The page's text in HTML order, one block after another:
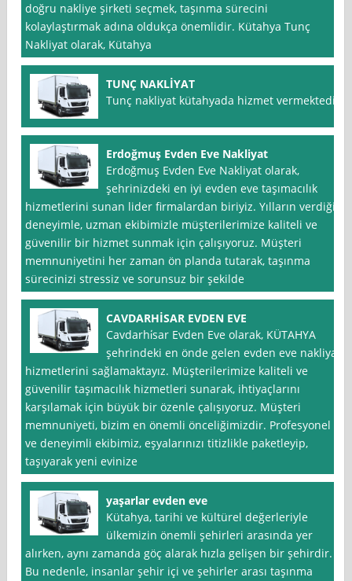
doğru nakliye şirketi seçmek, taşınma sürecini
kolaylaştırmak adına oldukça önemlidir. Kütahya Tunç
Nakliyat olarak, Kütahya
TUNÇ NAKLİYAT
Tunç nakliyat kütahyada hizmet vermektedir
Erdoğmuş Evden Eve Nakliyat
Erdoğmuş Evden Eve Nakliyat olarak,
şehrinizdeki en iyi evden eve taşımacılık
hizmetlerini sunan lider firmalardan biriyiz. Yılların verdiği
deneyimle, uzman ekibimizle müşterilerimize kaliteli ve
güvenilir bir hizmet sunmak için çalışıyoruz. Müşteri
memnuniyetini her zaman ön planda tutarak, taşınma
sürecinizi stressiz ve sorunsuz bir şekilde
CAVDARHİSAR EVDEN EVE
Cavdarhi̇sar Evden Eve olarak, KÜTAHYA
şehrindeki en önde gelen evden eve nakliyat
hizmetlerini sağlamaktayız. Müşterilerimize kaliteli ve
güvenilir taşımacılık hizmetleri sunarak, ihtiyaçlarını
karşılamak için büyük bir özenle çalışıyoruz. Müşteri
memnuniyeti, bizim en önemli önceliğimizdir. Profesyonel
ve deneyimli ekibimiz, eşyalarınızı titizlikle paketleyip,
taşıyarak yeni evinize
yaşarlar evden eve
Kütahya, tarihi ve kültürel değerleriyle
ülkemizin önemli şehirleri arasında yer
alırken, aynı zamanda göç alarak hızla gelişen bir şehirdir.
Bu nedenle, insanlar şehir içi ve şehirler arası taşınma